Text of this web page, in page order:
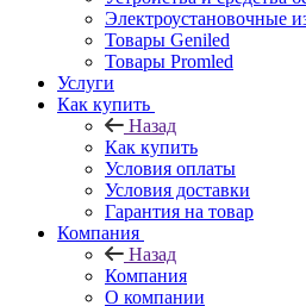
Электроустановочные
Товары Geniled
Товары Promled
Услуги
Как купить
Назад
Как купить
Условия оплаты
Условия доставки
Гарантия на товар
Компания
Назад
Компания
О компании